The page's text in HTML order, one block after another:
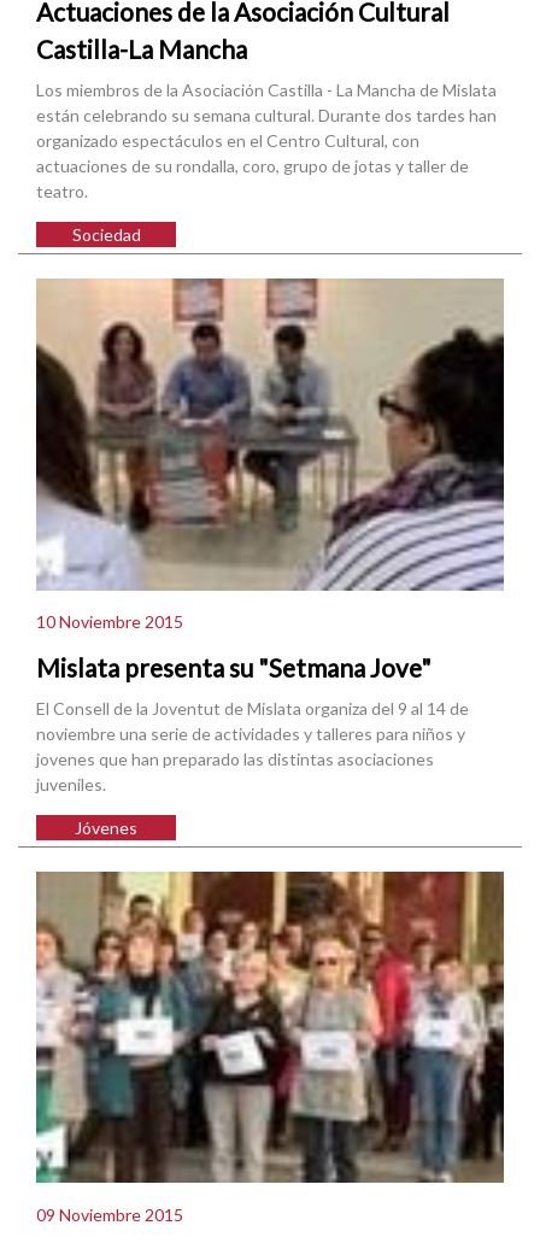
Actuaciones de la Asociación Cultural
Castilla-La Mancha
Los miembros de la Asociación Castilla - La Mancha de Mislata
están celebrando su semana cultural. Durante dos tardes han
organizado espectáculos en el Centro Cultural, con
actuaciones de su rondalla, coro, grupo de jotas y taller de
teatro.
Sociedad
10 Noviembre 2015
Mislata presenta su "Setmana Jove"
El Consell de la Joventut de Mislata organiza del 9 al 14 de
noviembre una serie de actividades y talleres para niños y
jovenes que han preparado las distintas asociaciones
juveniles.
Jóvenes
09 Noviembre 2015